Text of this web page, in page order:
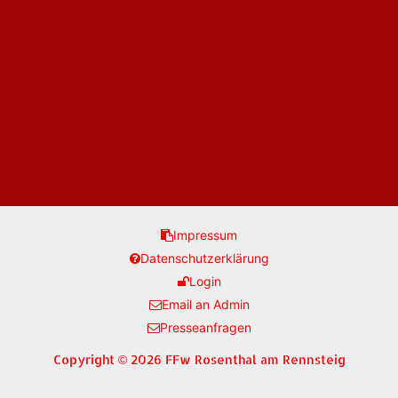
Impressum
Datenschutzerklärung
Login
Email an Admin
Presseanfragen
Copyright © 2026 FFw Rosenthal am Rennsteig